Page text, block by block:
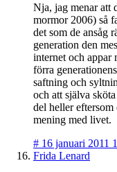
Nja, jag menar att
mormor 2006) så
det som de ansåg
generation den
internet och appar
förra
saftning och
och att själva
del heller eftersom
mening med livet.
# 16 januari 2011
Frida Lenard